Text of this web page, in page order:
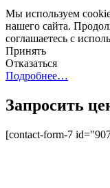
Мы используем
нашего сайта.
соглашаетесь с
Принять
Отказаться
Подробнее…
Запросить
[contact-form-7